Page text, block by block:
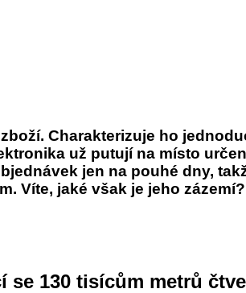
Charakterizuje ho
už putují na místo
jen na pouhé dny,
Víte, jaké však je jeho zázemí?
130 tisícům metrů